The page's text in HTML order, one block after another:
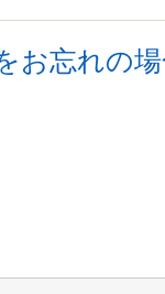
お忘れの